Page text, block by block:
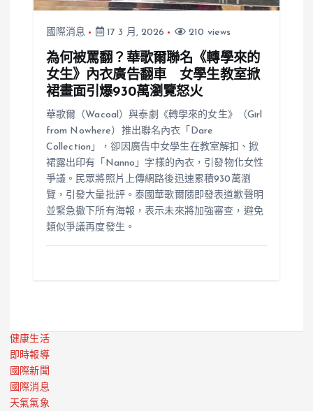
國際消息 17 3 月, 2026 210 views
為何被罵翻？華歌爾聯名《轉學來的
女生》內衣廣告翻車 女學生教室掀
裙畫面引爆930萬瀏覽怒火
華歌爾（Wacoal）與泰劇《轉學來的女生》（Girl
from Nowhere）推出聯名內衣「Dare
Collection」，卻因廣告中女學生在教室解扣、掀
裙露出印有「Nanno」字樣的內衣，引發物化女性
爭議。民眾將照片上傳網路後迅速累積930萬瀏
覽，引發大量批評。泰國華歌爾隨即發表道歉聲明
並緊急撤下所有海報，表示未來將加強審查，避免
類似爭議再度發生。
健康生活
即時報導
國際新聞
國際消息
天氣氣象